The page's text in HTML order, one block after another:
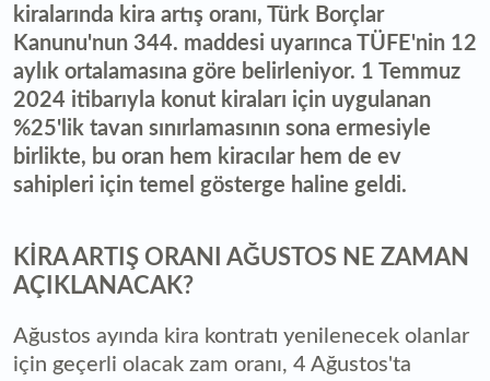
kiralarında kira artış oranı, Türk Borçlar
Kanunu'nun 344. maddesi uyarınca TÜFE'nin 12
aylık ortalamasına göre belirleniyor. 1 Temmuz
2024 itibarıyla konut kiraları için uygulanan
%25'lik tavan sınırlamasının sona ermesiyle
birlikte, bu oran hem kiracılar hem de ev
sahipleri için temel gösterge haline geldi.
KİRA ARTIŞ ORANI AĞUSTOS NE ZAMAN
AÇIKLANACAK?
Ağustos ayında kira kontratı yenilenecek olanlar
için geçerli olacak zam oranı, 4 Ağustos'ta